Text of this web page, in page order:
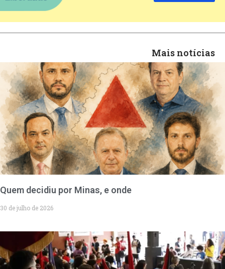
Mais notícias
Quem decidiu por Minas, e onde
30 de julho de 2026